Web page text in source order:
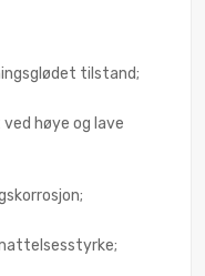
tilstand;
høye og lave